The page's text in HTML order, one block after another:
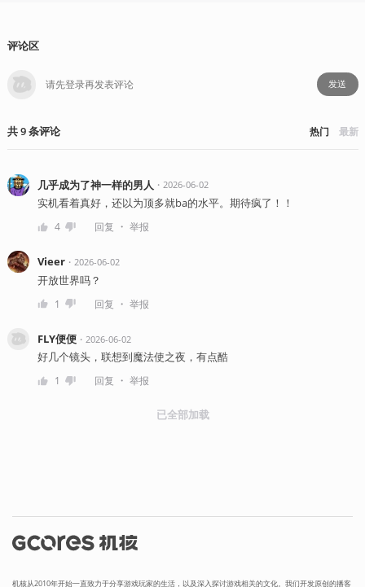
评论区
发送
共9条评论 热门 最新
几乎成为了神一样的男人 ・ 2026-06-02
实机看着真好，还以为顶多就ba的水平。期待疯了！！
4 回复 ・ 举报
Vieer・ 2026-06-02
开放世界吗？
1 回复 ・ 举报
FLY便便・ 2026-06-02
好几个镜头，联想到魔法使之夜，有点酷
1 回复 ・ 举报
已全部加载
机核从2010年开始一直致力于分享游戏玩家的生活，以及深入探讨游戏相关的文化。我们开发原创的播客